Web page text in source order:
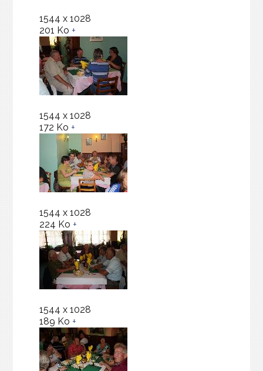
1544 x 1028
201 Ko +
1544 x 1028
172 Ko +
1544 x 1028
224 Ko +
1544 x 1028
189 Ko +